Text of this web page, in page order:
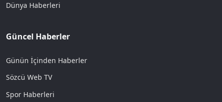
Dünya Haberleri
Güncel Haberler
Günün İçinden Haberler
Sözcü Web TV
Spor Haberleri